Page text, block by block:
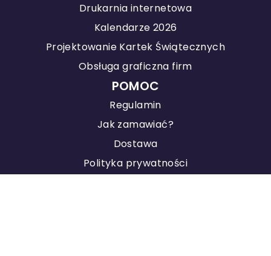
Drukarnia internetowa
Kalendarze 2026
Projektowanie Kartek Świątecznych
Obsługa graficzna firm
POMOC
Regulamin
Jak zamawiać?
Dostawa
Polityka prywatności